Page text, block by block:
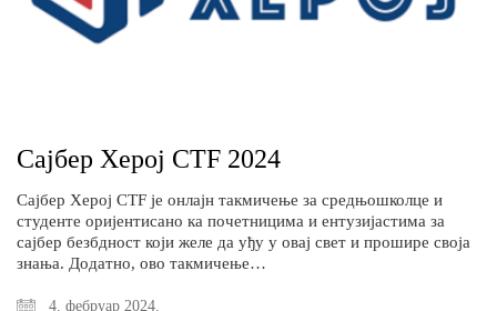
Сајбер Херој CTF 2024
Сајбер Херој CTF је онлајн такмичење за средњошколце и
студенте оријентисано ка почетницима и ентузијастима за
сајбер безбдност који желе да уђу у овај свет и прошире своја
знања. Додатно, ово такмичење…
4. фебруар 2024.